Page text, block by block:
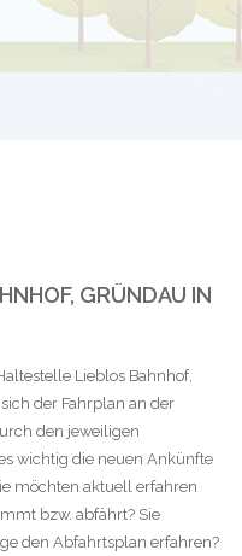
GRÜNDAU IN
Lieblos Bahnhof,
der Fahrplan an der
den jeweiligen
wichtig die neuen Ankünfte
möchten aktuell erfahren
bzw. abfährt? Sie
den Abfahrtsplan erfahren?